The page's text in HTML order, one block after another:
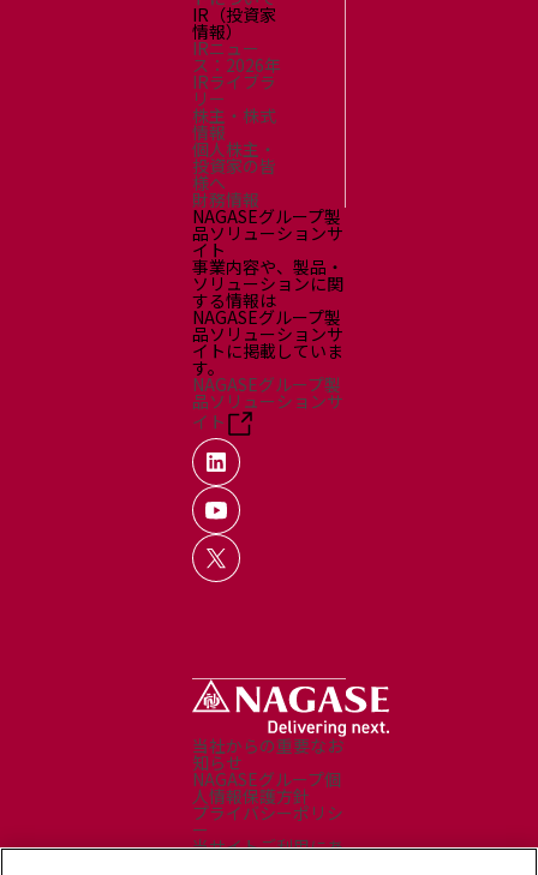
IR（投資家
情報）
IRニュー
ス：2026年
IRライブラ
リー
株主・株式
情報
個人株主・
投資家の皆
様へ
財務情報
NAGASEグループ製
品ソリューションサ
イト
事業内容や、製品・
ソリューションに関
する情報は
NAGASEグループ製
品ソリューションサ
イトに掲載していま
す。
NAGASEグループ製
品ソリューションサ
イト
当社からの重要なお
知らせ
NAGASEグループ個
人情報保護方針
プライバシーポリシ
ー
当サイトご利用にあ